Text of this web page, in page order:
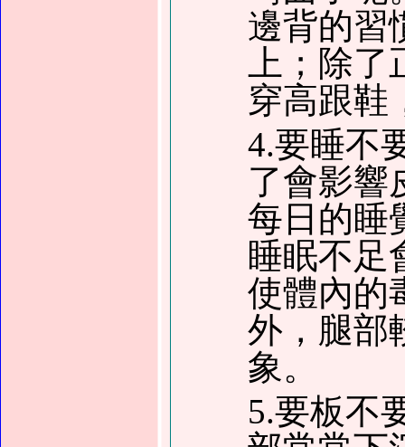
邊背的習
上；除
穿高跟鞋
4.要睡不
了會影響
每日的睡
睡眠不足
使體內的
外，腿部
象。
5.要板不